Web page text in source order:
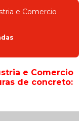
e Comercio
de concreto: